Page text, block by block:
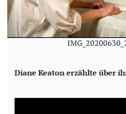
Diane Keaton erzählte über